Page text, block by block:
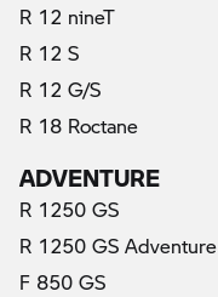
R 12 nineT
R 12 S
R 12 G/S
R 18 Roctane
ADVENTURE
R 1250 GS
R 1250 GS Adventure
F 850 GS